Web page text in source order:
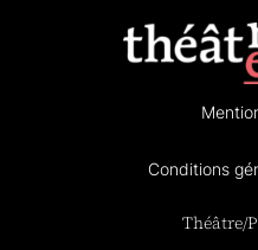
Conditions
Théâtre/